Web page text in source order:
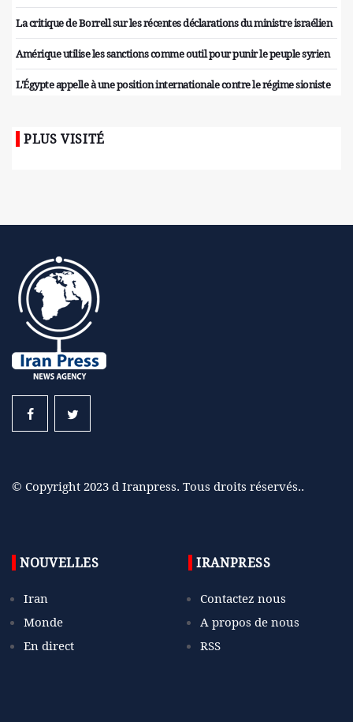
La critique de Borrell sur les récentes déclarations du ministre israélien
Amérique utilise les sanctions comme outil pour punir le peuple syrien
L'Égypte appelle à une position internationale contre le régime sioniste
PLUS VISITÉ
© Copyright 2023 d Iranpress. Tous droits réservés..
NOUVELLES
Iran
Monde
En direct
IRANPRESS
Contactez nous
A propos de nous
RSS